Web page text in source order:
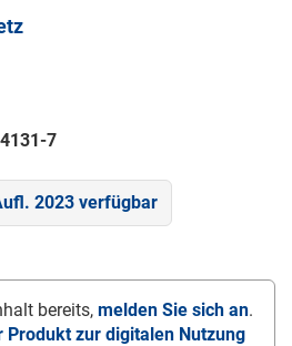
7
2023 verfügbar
bereits, melden Sie sich an.
Produkt zur digitalen Nutzung